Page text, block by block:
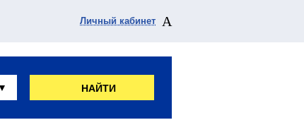
Личный кабинет
НАЙТИ